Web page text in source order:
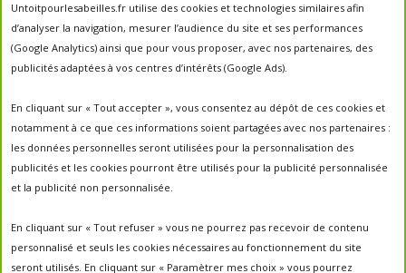
Untoitpourlesabeilles.fr utilise des cookies et technologies similaires afin
d’analyser la navigation, mesurer l’audience du site et ses performances
(Google Analytics) ainsi que pour vous proposer, avec nos partenaires, des
publicités adaptées à vos centres d’intérêts (Google Ads).
En cliquant sur « Tout accepter », vous consentez au dépôt de ces cookies et
notamment à ce que ces informations soient partagées avec nos partenaires :
les données personnelles seront utilisées pour la personnalisation des
publicités et les cookies pourront être utilisés pour la publicité personnalisée
et la publicité non personnalisée.
En cliquant sur « Tout refuser » vous ne pourrez pas recevoir de contenu
personnalisé et seuls les cookies nécessaires au fonctionnement du site
seront utilisés. En cliquant sur « Paramètrer mes choix » vous pourrez
abeille abeille en danger abeilles animation
apiculteur apiculteurs apiculture apiculture
autrefois biodiversité Chantal Jacquot et Yves Robert
essaimage essaim sauvage fleurs la vie de la
ruche Maroc miel miel; production;abeilles
miel
français
parrainage de ruche
parrainer une ruche pesticides
portes ouvertes
rencontre apiculteurs ruche récolte récolte miel
saison2017 saison2018 saison apicole sauvage un